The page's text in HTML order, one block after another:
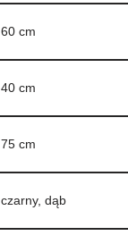
60 cm
40 cm
75 cm
czarny, dąb